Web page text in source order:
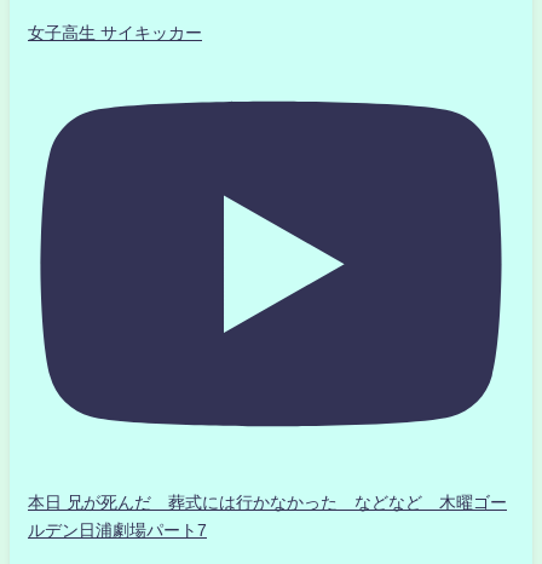
女子高生 サイキッカー
本日 兄が死んだ 葬式には行かなかった などなど 木曜ゴー
ルデン日浦劇場パート7